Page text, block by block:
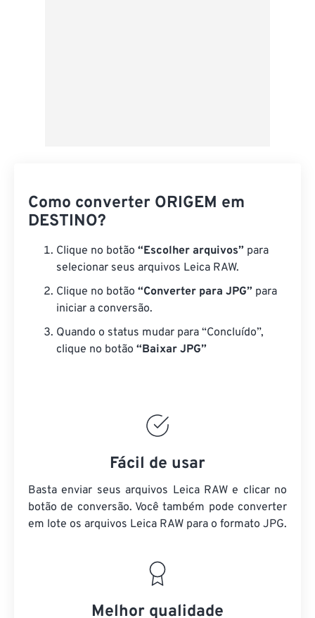
Como converter ORIGEM em
DESTINO?
Clique no botão “Escolher arquivos” para
selecionar seus arquivos Leica RAW.
Clique no botão “Converter para JPG” para
iniciar a conversão.
Quando o status mudar para “Concluído”,
clique no botão “Baixar JPG”
Fácil de usar
Basta enviar seus arquivos Leica RAW e clicar no
botão de conversão. Você também pode converter
em lote os arquivos Leica RAW para o formato JPG.
Melhor qualidade